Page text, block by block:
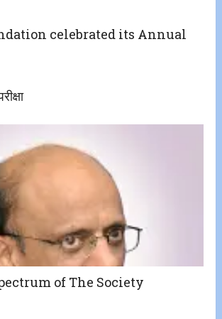
celebrated its Annual
of The Society